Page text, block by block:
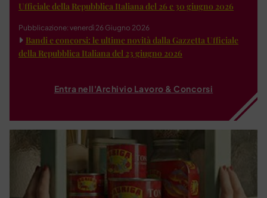
Ufficiale della Repubblica Italiana del 26 e 30 giugno 2026
Pubblicazione: venerdì 26 Giugno 2026
Bandi e concorsi: le ultime novità dalla Gazzetta Ufficiale
della Repubblica Italiana del 23 giugno 2026
Entra nell'Archivio Lavoro & Concorsi